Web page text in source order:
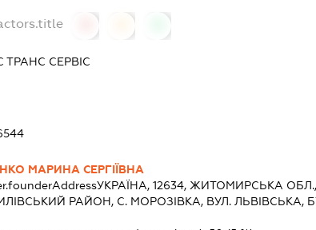
ТРАНС СЕРВІС
МАРИНА СЕРГІЇВНА
УКРАЇНА, 12634, ЖИТОМИРСЬКА ОБЛ.,
РАЙОН, С. МОРОЗІВКА, ВУЛ. ЛЬВІВСЬКА,